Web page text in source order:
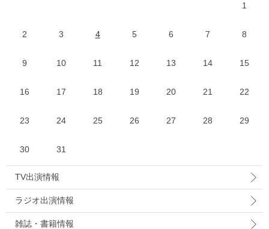
1
2 3 4 5 6 7 8
9 10 11 12 13 14 15
16 17 18 19 20 21 22
23 24 25 26 27 28 29
30 31
TV出演情報
ラジオ出演情報
雑誌・書籍情報